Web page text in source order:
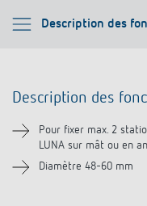
Description des
Veuillez
Téléchargements
Description des
Pour fixer max. 2
LUNA sur mât ou en
Diamètre 48-60 mm